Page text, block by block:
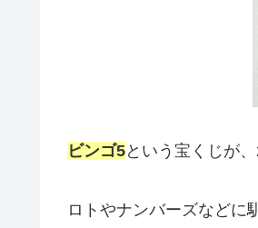
ビンゴ5という宝くじが
ロトやナンバーズなどに